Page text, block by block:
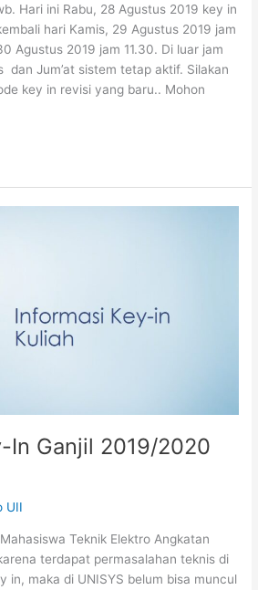
Hari ini Rabu, 28 Agustus 2019 key in
hari Kamis, 29 Agustus 2019 jam
Agustus 2019 jam 11.30. Di luar jam
dan Jum’at sistem tetap aktif. Silakan
key in revisi yang baru.. Mohon
In Ganjil 2019/2020
UII
Teknik Elektro Angkatan
terdapat permasalahan teknis di
in, maka di UNISYS belum bisa muncul